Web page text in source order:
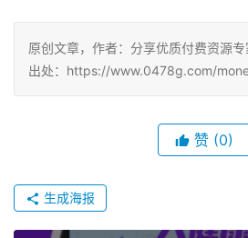
原创文章，作者：分享优质付费资源
出处：https://www.0478g.com/
赞 (0)
生成海报